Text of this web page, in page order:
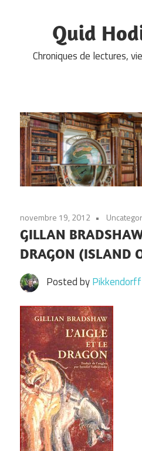
Quid
Chroniques de lectures,
novembre 19, 2012
GILLAN
DRAGON (ISLAND
Posted byPikkendorff